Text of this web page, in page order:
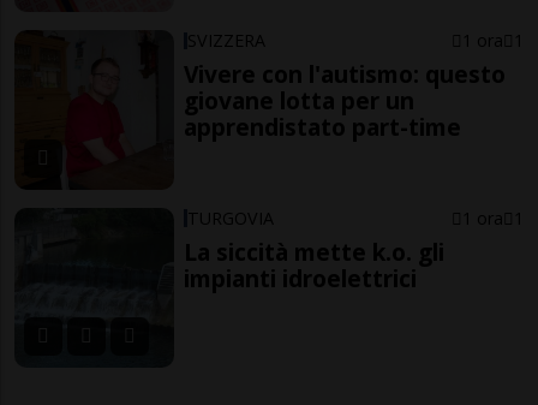
SVIZZERA 1 ora 1
Vivere con l'autismo: questo
giovane lotta per un
apprendistato part-time
TURGOVIA 1 ora 1
La siccità mette k.o. gli
impianti idroelettrici